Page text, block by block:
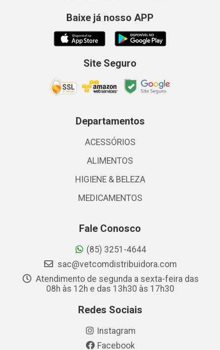
Baixe já nosso APP
Site Seguro
Departamentos
ACESSÓRIOS
ALIMENTOS
HIGIENE & BELEZA
MEDICAMENTOS
Fale Conosco
(85) 3251-4644
sac@vetcomdistribuidora.com
Atendimento de segunda a sexta-feira das
08h às 12h e das 13h30 às 17h30
Redes Sociais
Instagram
Facebook